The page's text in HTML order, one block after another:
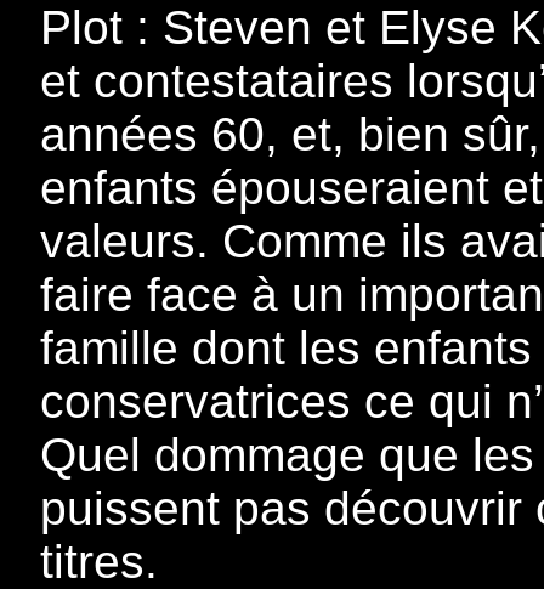
Plot : Steven et Elyse
et contestataires
années 60, et, bien
enfants épouseraient
valeurs. Comme ils
faire face à un
famille dont les
conservatrices ce qui
Quel dommage que
puissent pas découvrir
titres.